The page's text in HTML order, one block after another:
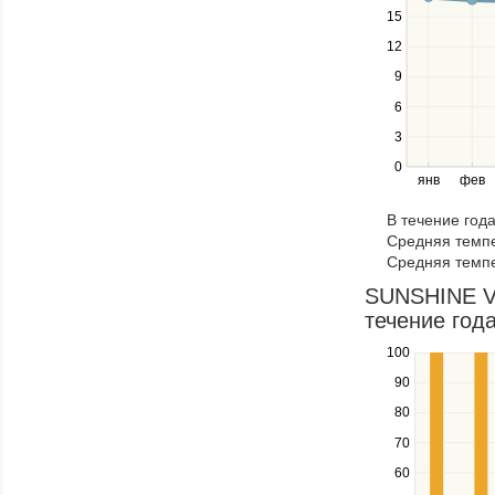
янв фев
0
3
6
9
12
15
navigate
series.
Use
the
and
right
keys
navigate
through
items
in
a
series.
В течение
Средняя
Средняя
SUNSHINE
течение
60
70
80
90
100
Use
the
and
down
to